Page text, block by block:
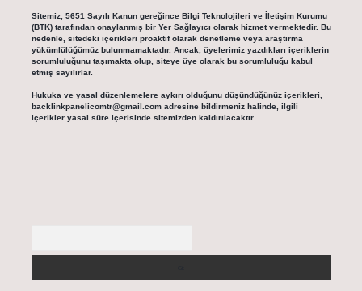
Sitemiz, 5651 Sayılı Kanun gereğince Bilgi Teknolojileri ve İletişim Kurumu
(BTK) tarafından onaylanmış bir Yer Sağlayıcı olarak hizmet vermektedir. Bu
nedenle, sitedeki içerikleri proaktif olarak denetleme veya araştırma
yükümlülüğümüz bulunmamaktadır. Ancak, üyelerimiz yazdıkları içeriklerin
sorumluluğunu taşımakta olup, siteye üye olarak bu sorumluluğu kabul
etmiş sayılırlar.
Hukuka ve yasal düzenlemelere aykırı olduğunu düşündüğünüz içerikleri,
backlinkpanelicomtr@gmail.comadresine bildirmeniz halinde, ilgili
içerikler yasal süre içerisinde sitemizden kaldırılacaktır.